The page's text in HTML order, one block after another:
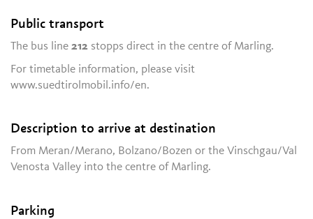
Public transport
The bus line212 stopps direct in the centre of Marling.
For timetable information, please visit
www.suedtirolmobil.info/en.
Description to arrive at destination
From Meran/Merano, Bolzano/Bozen or the Vinschgau/Val
Venosta Valley into the centre of Marling.
Parking